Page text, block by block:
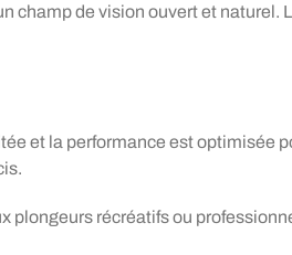
champ de vision ouvert et
et la performance est
plongeurs récréatifs ou